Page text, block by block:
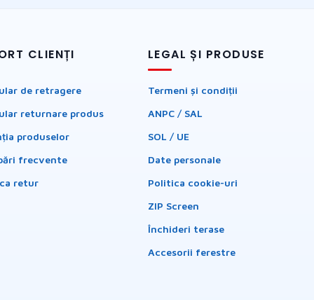
CLIENȚI
de retragere
returnare produs
produselor
frecvente
retur
LEGAL ȘI PRODUSE
Termeni și condiții
ANPC / SAL
SOL / UE
Date personale
Politica cookie-uri
ZIP Screen
Închideri terase
Accesorii ferestre